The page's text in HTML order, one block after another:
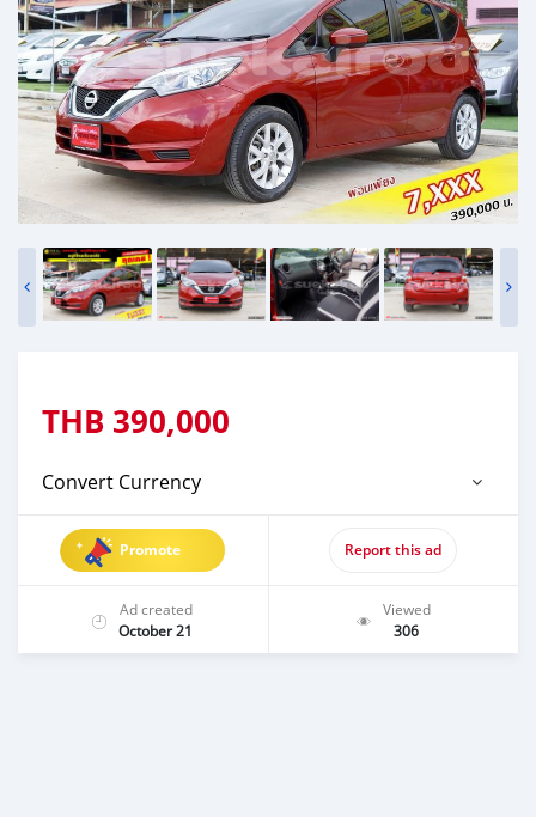
THB 390,000
Convert Currency
Promote Report this ad
Ad created
October 21
Viewed
306